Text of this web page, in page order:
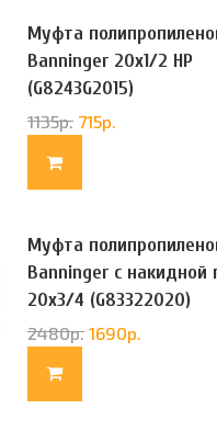
Муфта
Banninger 20х1/2 НР
(G8243G2015)
1135р. 715р.
Муфта
Banninger с накидной
20х3/4 (G83322020)
2480р. 1690р.